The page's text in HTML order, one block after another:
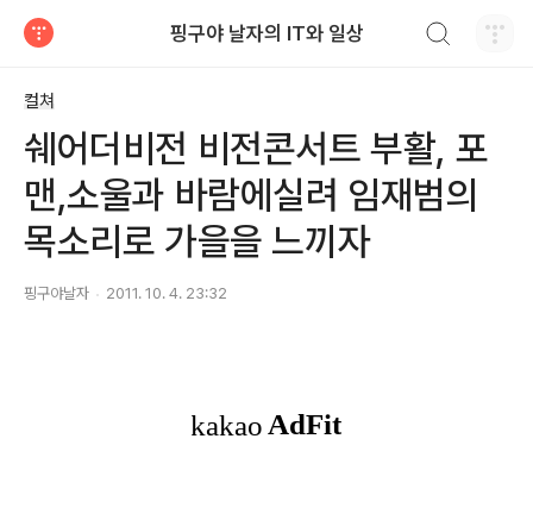
핑구야 날자의 IT와 일상
컬쳐
쉐어더비전 비전콘서트 부활, 포
맨,소울과 바람에실려 임재범의
목소리로 가을을 느끼자
핑구야날자 2011. 10. 4. 23:32